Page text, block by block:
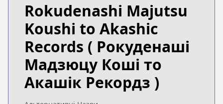
Rokudenashi Majutsu
Koushi to Akashic
Records ( Рокуденаші
Мадзюцу Коші то
Акашік Рекордз )